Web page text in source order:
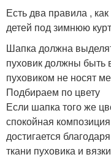
Есть два правила ,
детей под зимнюю
Шапка должна
пуховик должны быть
пуховиком не носят
Подбираем по цвету
Если шапка того же
спокойная
достигается
ткани пуховика и